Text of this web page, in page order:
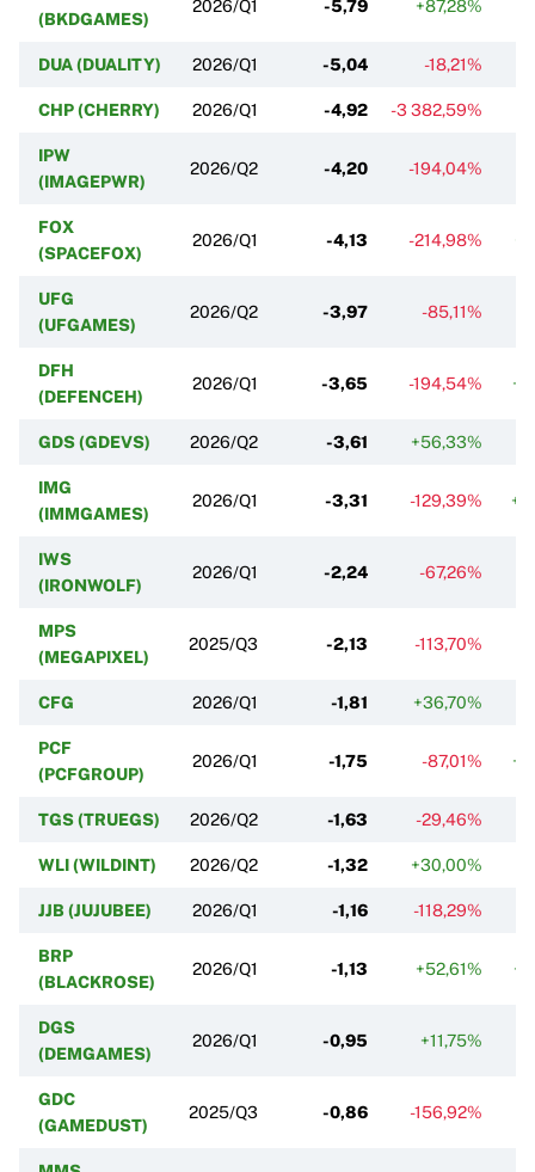
(BKDGAMES)
2026/Q1 -5,79 +87,28%
DUA (DUALITY) 2026/Q1 -5,04 -18,21%
CHP (CHERRY) 2026/Q1 -4,92 -3 382,59%
IPW
(IMAGEPWR)
2026/Q2 -4,20 -194,04%
FOX
(SPACEFOX)
2026/Q1 -4,13 -214,98%
UFG
(UFGAMES)
2026/Q2 -3,97 -85,11%
DFH
(DEFENCEH)
2026/Q1 -3,65 -194,54%
GDS (GDEVS) 2026/Q2 -3,61 +56,33%
IMG
(IMMGAMES)
2026/Q1 -3,31 -129,39%
IWS
(IRONWOLF)
2026/Q1 -2,24 -67,26%
MPS
(MEGAPIXEL)
2025/Q3 -2,13 -113,70%
CFG 2026/Q1 -1,81 +36,70%
PCF
(PCFGROUP)
2026/Q1 -1,75 -87,01%
TGS (TRUEGS) 2026/Q2 -1,63 -29,46%
WLI (WILDINT) 2026/Q2 -1,32 +30,00%
JJB (JUJUBEE) 2026/Q1 -1,16 -118,29%
BRP
(BLACKROSE)
2026/Q1 -1,13 +52,61%
DGS
(DEMGAMES)
2026/Q1 -0,95 +11,75%
GDC
(GAMEDUST)
2025/Q3 -0,86 -156,92%